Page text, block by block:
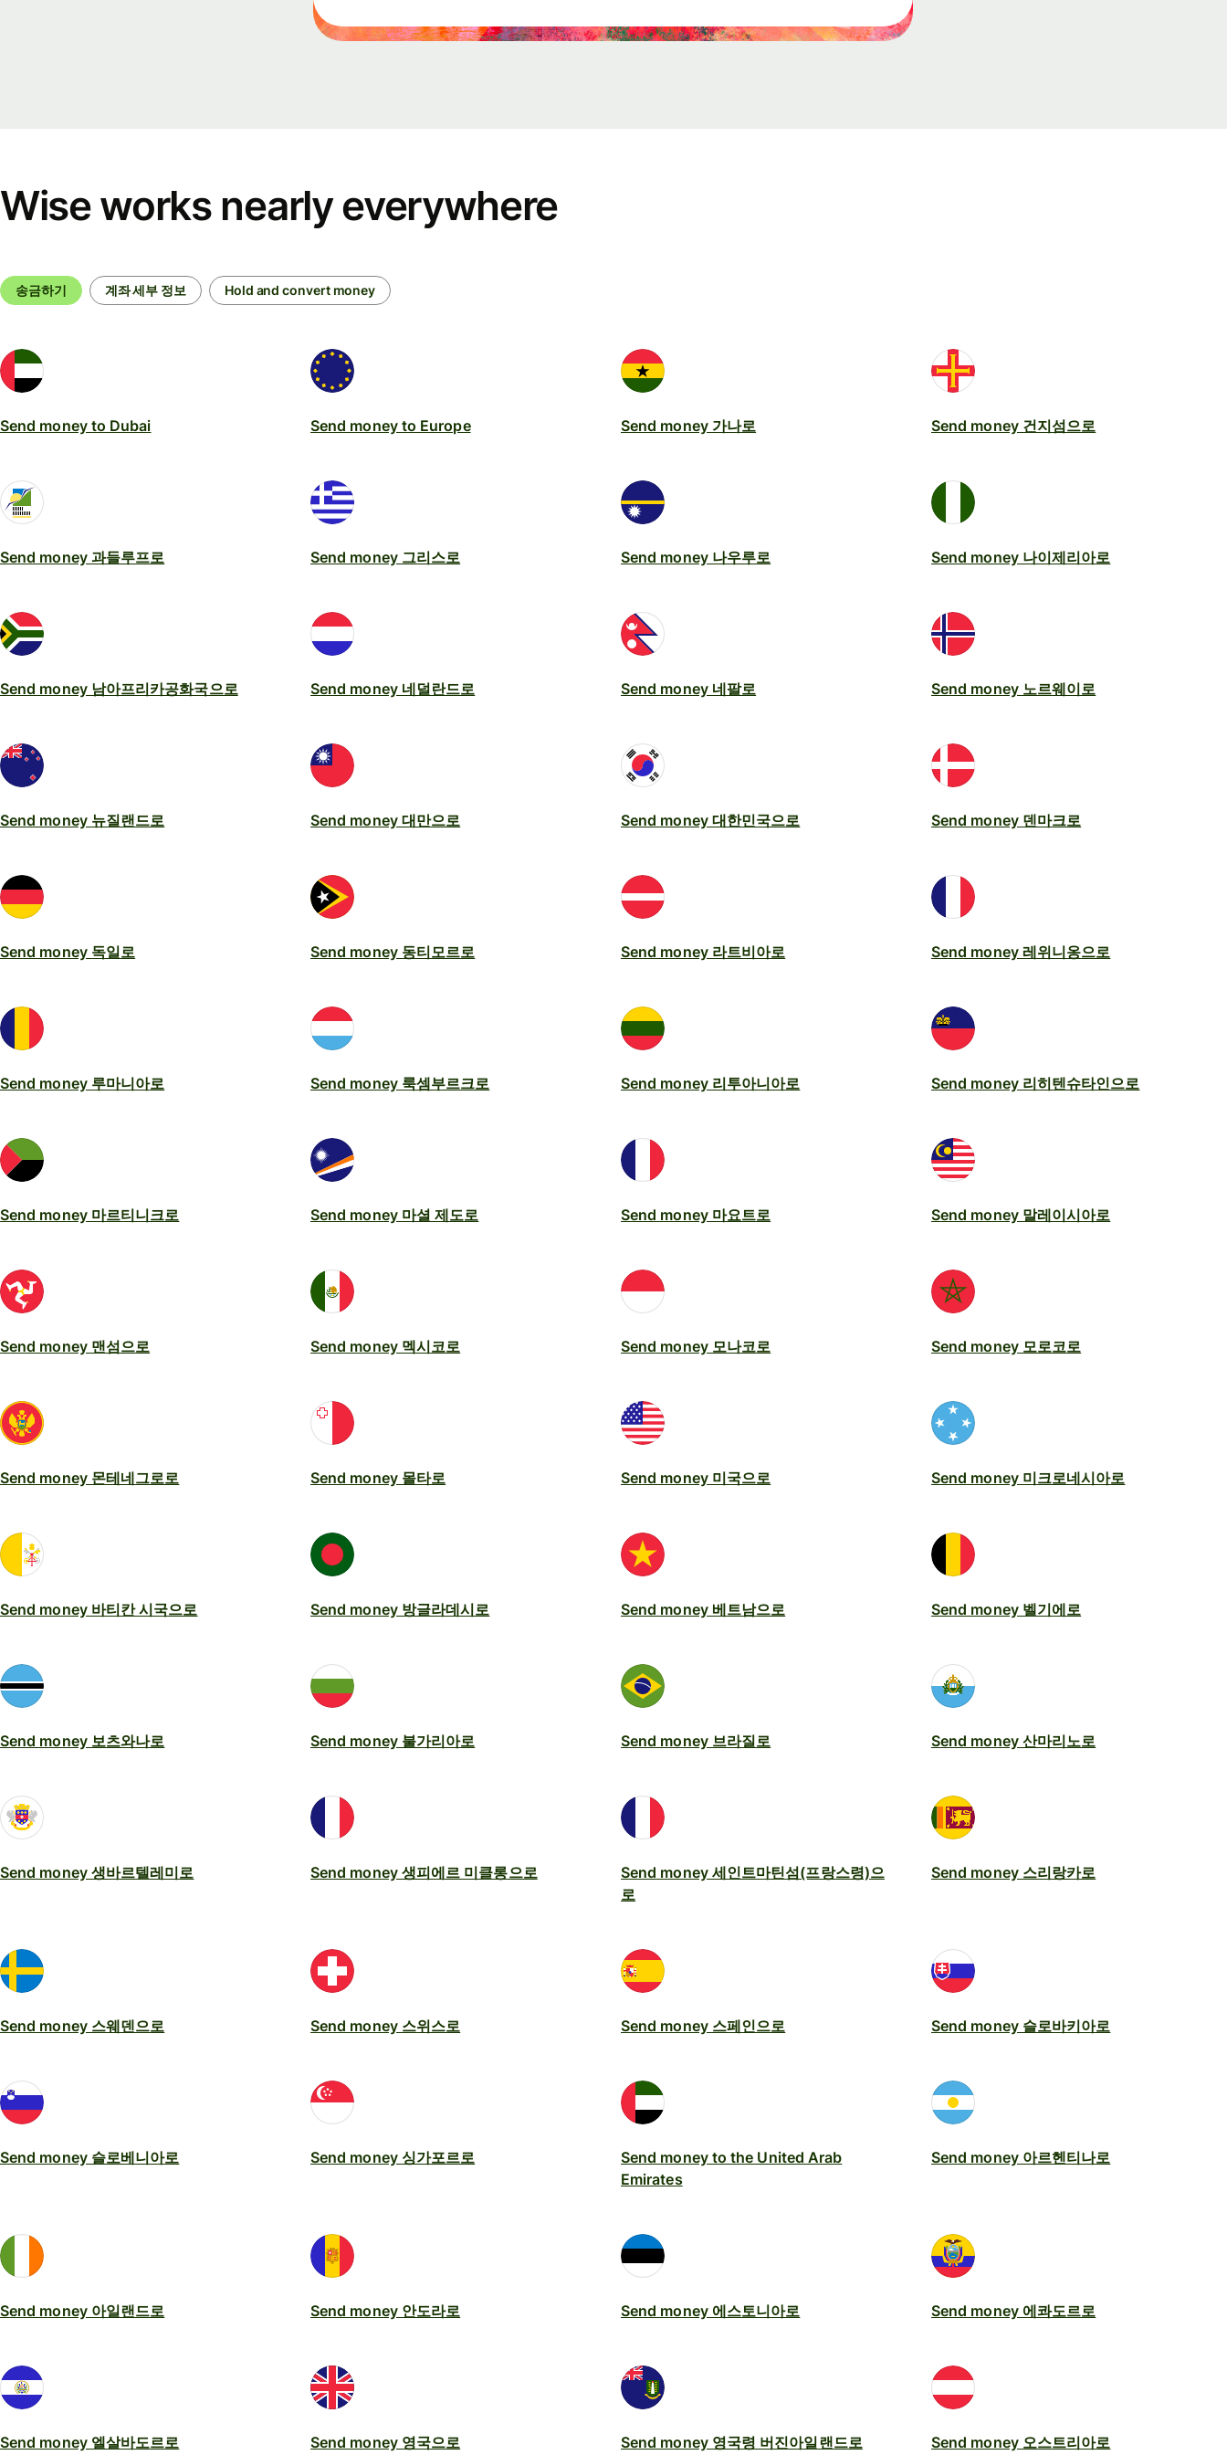
Events
Wise works nearly everywhere
송금하기 계좌 세부 정보 Hold and convert money
Send money to Dubai Send money to Europe Send money 가나로 Send money 건지섬으로
Send money 과들루프로 Send money 그리스로 Send money 나우루로 Send money 나이제리아로
Send money 남아프리카공화국으로 Send money 네덜란드로 Send money 네팔로 Send money 노르웨이로
Send money 뉴질랜드로 Send money 대만으로 Send money 대한민국으로 Send money 덴마크로
Send money 독일로 Send money 동티모르로 Send money 라트비아로 Send money 레위니옹으로
Send money 루마니아로 Send money 룩셈부르크로 Send money 리투아니아로 Send money 리히텐슈타인으로
Send money 마르티니크로 Send money 마셜 제도로 Send money 마요트로 Send money 말레이시아로
Send money 맨섬으로 Send money 멕시코로 Send money 모나코로 Send money 모로코로
Send money 몬테네그로로 Send money 몰타로 Send money 미국으로 Send money 미크로네시아로
Send money 바티칸 시국으로 Send money 방글라데시로 Send money 베트남으로 Send money 벨기에로
Send money 보츠와나로 Send money 불가리아로 Send money 브라질로 Send money 산마리노로
Send money 생바르텔레미로 Send money 생피에르 미클롱으로
Send money 세인트마틴섬(프랑스령)으
로
Send money 스리랑카로
Send money 스웨덴으로 Send money 스위스로 Send money 스페인으로 Send money 슬로바키아로
Send money 슬로베니아로 Send money 싱가포르로
Send money to the United Arab
Emirates
Send money 아르헨티나로
Send money 아일랜드로 Send money 안도라로 Send money 에스토니아로 Send money 에콰도르로
Send money 엘살바도르로 Send money 영국으로 Send money 영국령 버진아일랜드로 Send money 오스트리아로